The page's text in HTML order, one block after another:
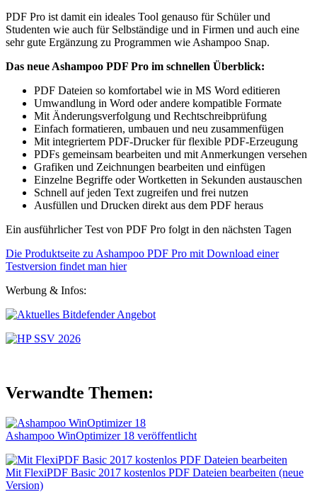
PDF Pro ist damit ein ideales Tool genauso für Schüler und
Studenten wie auch für Selbständige und in Firmen und auch eine
sehr gute Ergänzung zu Programmen wie Ashampoo Snap.
Das neue Ashampoo PDF Pro im schnellen Überblick:
PDF Dateien so komfortabel wie in MS Word editieren
Umwandlung in Word oder andere kompatible Formate
Mit Änderungsverfolgung und Rechtschreibprüfung
Einfach formatieren, umbauen und neu zusammenfügen
Mit integriertem PDF-Drucker für flexible PDF-Erzeugung
PDFs gemeinsam bearbeiten und mit Anmerkungen versehen
Grafiken und Zeichnungen bearbeiten und einfügen
Einzelne Begriffe oder Wortketten in Sekunden austauschen
Schnell auf jeden Text zugreifen und frei nutzen
Ausfüllen und Drucken direkt aus dem PDF heraus
Ein ausführlicher Test von PDF Pro folgt in den nächsten Tagen
Die Produktseite zu Ashampoo PDF Pro mit Download einer
Testversion findet man hier
Werbung & Infos:
Verwandte Themen:
Ashampoo WinOptimizer 18 veröffentlicht
Mit FlexiPDF Basic 2017 kostenlos PDF Dateien bearbeiten (neue
Version)